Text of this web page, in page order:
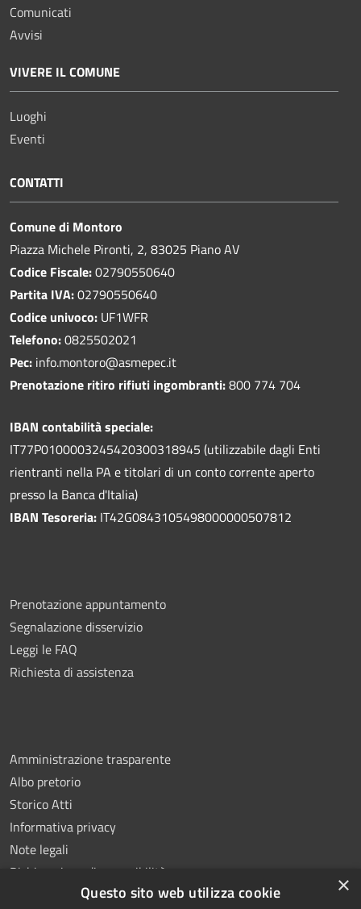
Comunicati
Avvisi
VIVERE IL COMUNE
Luoghi
Eventi
CONTATTI
Comune di Montoro
Piazza Michele Pironti, 2, 83025 Piano AV
Codice Fiscale:02790550640
Partita IVA:02790550640
Codice univoco: UF1WFR
Telefono:0825502021
Pec: info.montoro@asmepec.it
Prenotazione ritiro rifiuti ingombranti:800 774 704
IBAN contabilità speciale:
IT77P0100003245420300318945 (utilizzabile dagli Enti
rientranti nella PA e titolari di un conto corrente aperto
presso la Banca d'Italia)
IBAN Tesoreria: IT42G0843105498000000507812
Prenotazione appuntamento
Segnalazione disservizio
Leggi le FAQ
Richiesta di assistenza
Amministrazione trasparente
Albo pretorio
Storico Atti
Informativa privacy
Note legali
Dichiarazione di accessibilità
×
Questo sito web utilizza cookie